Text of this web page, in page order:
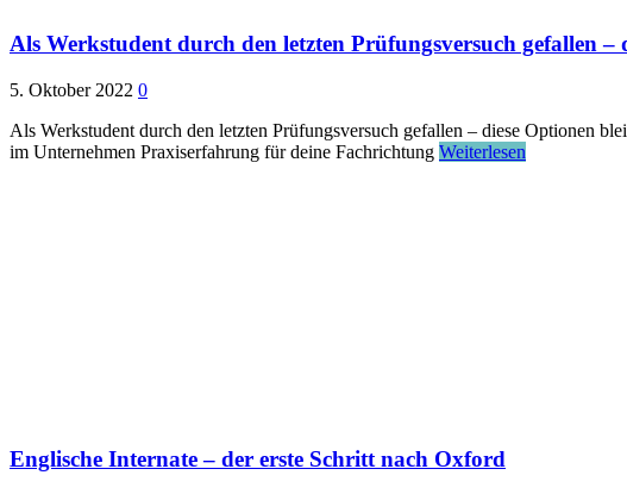
Als Werkstudent durch den letzten Prüfungsversuch gefallen –
5. Oktober 2022 0
Als Werkstudent durch den letzten Prüfungsversuch gefallen – diese Optionen
im Unternehmen Praxiserfahrung für deine Fachrichtung Weiterlesen
Englische Internate – der erste Schritt nach Oxford